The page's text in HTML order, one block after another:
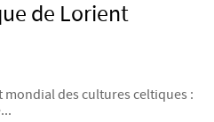
de Lorient
des cultures celtiques :